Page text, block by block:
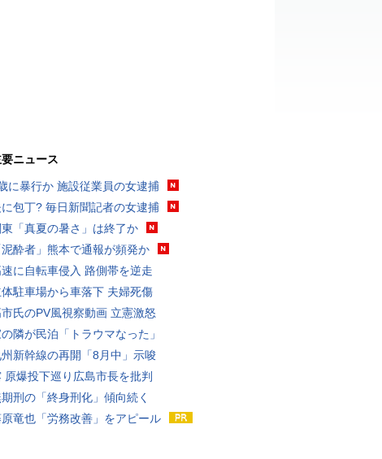
要ニュース
に暴行か 施設従業員の女逮捕
に包丁? 毎日新聞記者の女逮捕
東「真夏の暑さ」は終了か
泥酔者」熊本で通報が頻発か
に自転車侵入 路側帯を逆走
体駐車場から車落下 夫婦死傷
氏のPV風視察動画 立憲激怒
隣が民泊「トラウマなった」
州新幹線の再開「8月中」示唆
原爆投下巡り広島市長を批判
刑の「終身刑化」傾向続く
竜也「労務改善」をアピール